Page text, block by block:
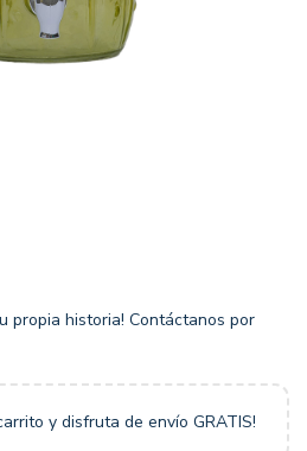
propia historia! Contáctanos por
y disfruta de envío GRATIS!